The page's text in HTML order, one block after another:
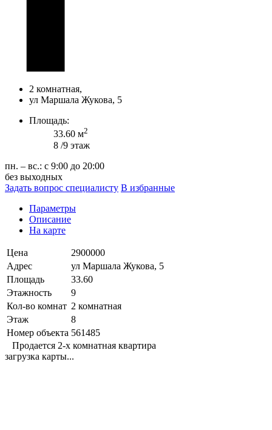
2 комнатная,
ул Маршала Жукова, 5
Площадь:
33.60 м2
8 /9 этаж
пн. – вс.: с 9:00 до 20:00
без выходных
Задать вопрос специалисту В избранные
Параметры
Описание
На карте
Цена
2900000
Адрес
ул Маршала Жукова, 5
Площадь
33.60
Этажность
9
Кол-во комнат 2 комнатная
Этаж
8
Номер объекта 561485
Продается 2-х комнатная квартира
загрузка карты...